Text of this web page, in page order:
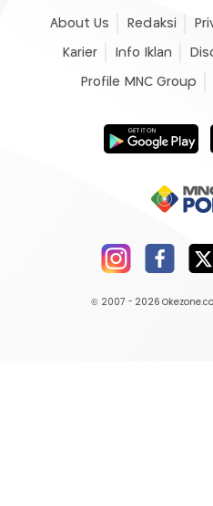
About Us Redaksi
Karier Info Iklan
Profile MNC Group
© 2007 - 2026